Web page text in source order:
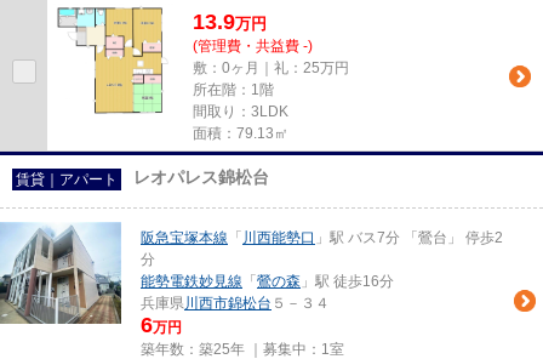
13.9万円
(管理費・共益費 -)
敷：0ヶ月｜礼：25万円
所在階：1階
間取り：3LDK
面積：79.13㎡
賃貸｜アパート レオパレス錦松台
阪急宝塚本線 「 川西能勢口 」駅 バス7分 「鶯台」 停歩2
分
能勢電鉄妙見線 「 鶯の森 」駅 徒歩16分
兵庫県川西市錦松台 ５－３４
6万円
築年数：築25年 ｜募集中： 1室